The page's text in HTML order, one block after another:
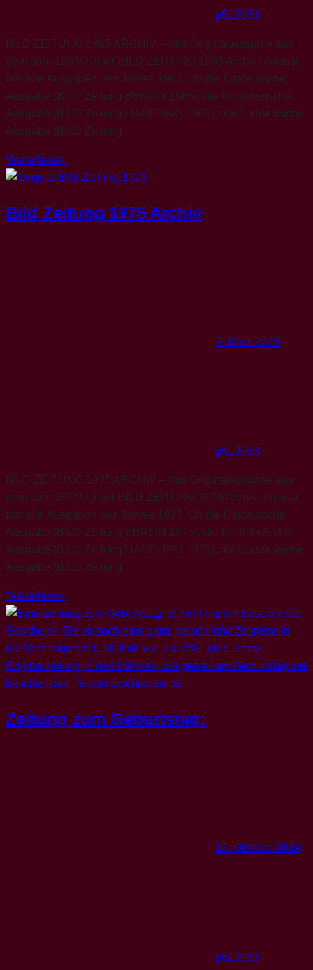
p519963
BILD ZEITUNG 1965 ARCHIV – Ihre Originalausgabe aus
dem Jahr 1965! Unser BILD ZEITUNG 1965 Archiv umfasst
fast alle Ausgaben des Jahres 1965. Ob die Ostdeutsche
Ausgabe (BILD Zeitung BERLIN 1965), die Norddeutsche
Ausgabe (BILD Zeitung HAMBURG 1965), die Süddeutsche
Ausgabe (BILD Zeitung
Weiterlesen
Bild Zeitung 1975 Archiv
7. März 2025
p519963
BILD ZEITUNG 1975 ARCHIV – Ihre Originalausgabe aus
dem Jahr 1975! Unser BILD ZEITUNG 1975 Archiv umfasst
fast alle Ausgaben des Jahres 1975. Ob die Ostdeutsche
Ausgabe (BILD Zeitung BERLIN 1975), die Norddeutsche
Ausgabe (BILD Zeitung HAMBURG 1975), die Süddeutsche
Ausgabe (BILD Zeitung
Weiterlesen
Zeitung zum Geburtstag:
17. Oktober 2024
p519963